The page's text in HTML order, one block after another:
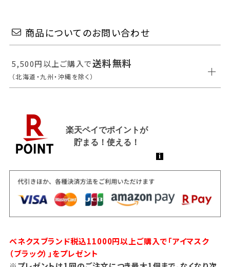
商品についてのお問い合わせ
5,500円以上ご購入で送料無料
（北海道・九州・沖縄を除く）
ベネクスブランド税込11000円以上ご購入で「アイマスク
（ブラック）」をプレゼント